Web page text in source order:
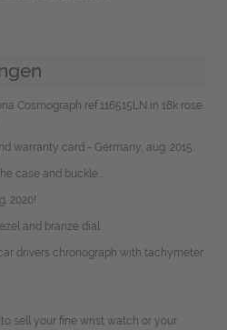
Cosmograph ref.116515LN in 18k rose
warranty card - Germany, aug. 2015.
case and buckle...
2020!
and branze dial.
drivers chronograph with tachymeter
sell your fine wrist watch or your